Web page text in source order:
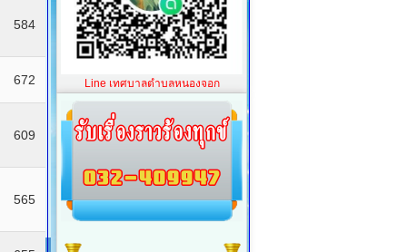
584
672
609
565
Line เทศบาลตำบลหนองจอก